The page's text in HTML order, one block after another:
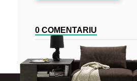
0 COMENTARIU